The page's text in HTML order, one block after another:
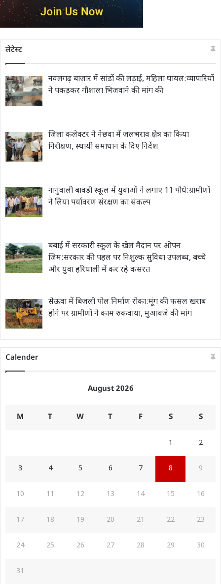
लेटेस्ट
नवलगढ़ बाजार में सांडों की लड़ाई, महिला घायल:व्यापारियों
ने पकड़कर गौशाला भिजवाने की मांग की
जिला कलेक्टर ने नेछवा में जलभराव क्षेत्र का किया
निरीक्षण, स्थायी समाधान के दिए निर्देश
नानुवाली बावड़ी स्कूल में युवाओं ने लगाए 11 पौधे:ग्रामीणों
ने लिया पर्यावरण संरक्षण का संकल्प
बबाई में सरकारी स्कूल के खेल मैदान पर ओपन
जिम:सरकार की पहल पर निशुल्क सुविधा उपलब्ध, बच्चे
और युवा हरियाली में कर रहे कसरत
सेऊवा में बिजली पोल निर्माण रोका:मूंग की फसल खराब
होने पर ग्रामीणों ने काम रुकवाया, मुआवजे की मांग
Calender
August 2026
M T W T F S S
1 2
3 4 5 6 7 8 9
10 11 12 13 14 15 16
17 18 19 20 21 22 23
24 25 26 27 28 29 30
31